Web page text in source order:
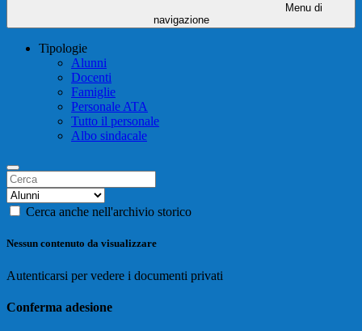
Menu di
navigazione
Tipologie
Alunni
Docenti
Famiglie
Personale ATA
Tutto il personale
Albo sindacale
Cerca anche nell'archivio storico
Nessun contenuto da visualizzare
Autenticarsi per vedere i documenti privati
Conferma adesione